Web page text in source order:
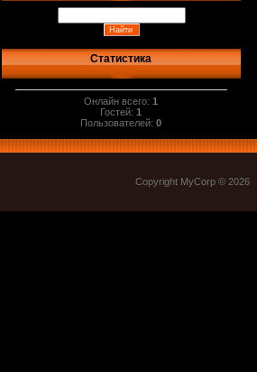
Статистика
Онлайн всего:1
Гостей:1
Пользователей:0
Copyright MyCorp © 2026